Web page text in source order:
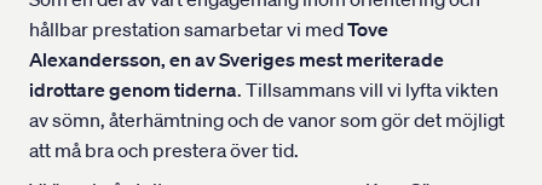
hållbar prestation samarbetar vi medTove
Alexandersson, en av Sveriges mest meriterade
idrottare genom tiderna. Tillsammans vill vi lyfta vikten
av sömn, återhämtning och de vanor som gör det möjligt
att må bra och prestera över tid.